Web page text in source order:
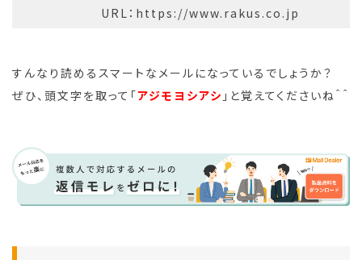
URL：https://www.rakus.co.jp
すんなり読めるスマートなメールになっているでしょうか？
ぜひ、頭文字を取って「アジモヨシアシ 」と覚えてくださいね＾＾